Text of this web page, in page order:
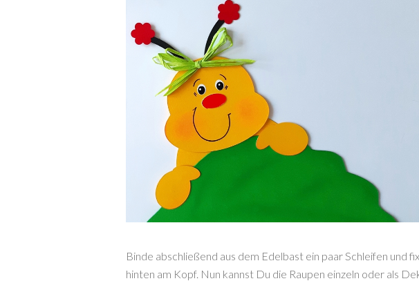
Binde abschließend aus dem Edelbast ein paar Schleifen und
hinten am Kopf. Nun kannst Du die Raupen einzeln oder als